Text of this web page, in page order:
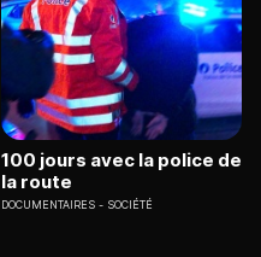
100 jours avec la police de
la route
DOCUMENTAIRES SOCIÉTÉ